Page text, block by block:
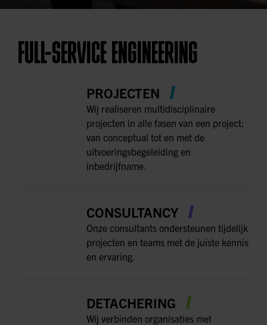
FULL-SERVICE ENGINEERING
PROJECTEN
Wij realiseren multidisciplinaire
projecten in alle fasen van een project:
van conceptual tot en met de
uitvoeringsbegeleiding en
inbedrijfname.
CONSULTANCY
Onze consultants ondersteunen tijdelijk
projecten en teams met de juiste kennis
en ervaring.
DETACHERING
Wij verbinden organisaties met